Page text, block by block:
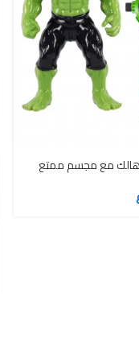
هالك مع مجسم ممتع